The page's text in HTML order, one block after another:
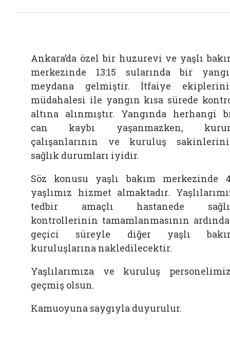
Ankara’da özel bir huzurevi ve yaşlı
merkezinde 13:15 sularında bir
meydana gelmiştir. İtfaiye
müdahalesi ile yangın kısa sürede
altına alınmıştır. Yangında herhangi
can kaybı yaşanmazken,
çalışanlarının ve kuruluş
sağlık durumları iyidir.
Söz konusu yaşlı bakım merkezinde
yaşlımız hizmet almaktadır.
tedbir amaçlı hastanede
kontrollerinin tamamlanmasının
geçici süreyle diğer yaşlı
kuruluşlarına nakledilecektir.
Yaşlılarımıza ve kuruluş
geçmiş olsun.
Kamuoyuna saygıyla duyurulur.